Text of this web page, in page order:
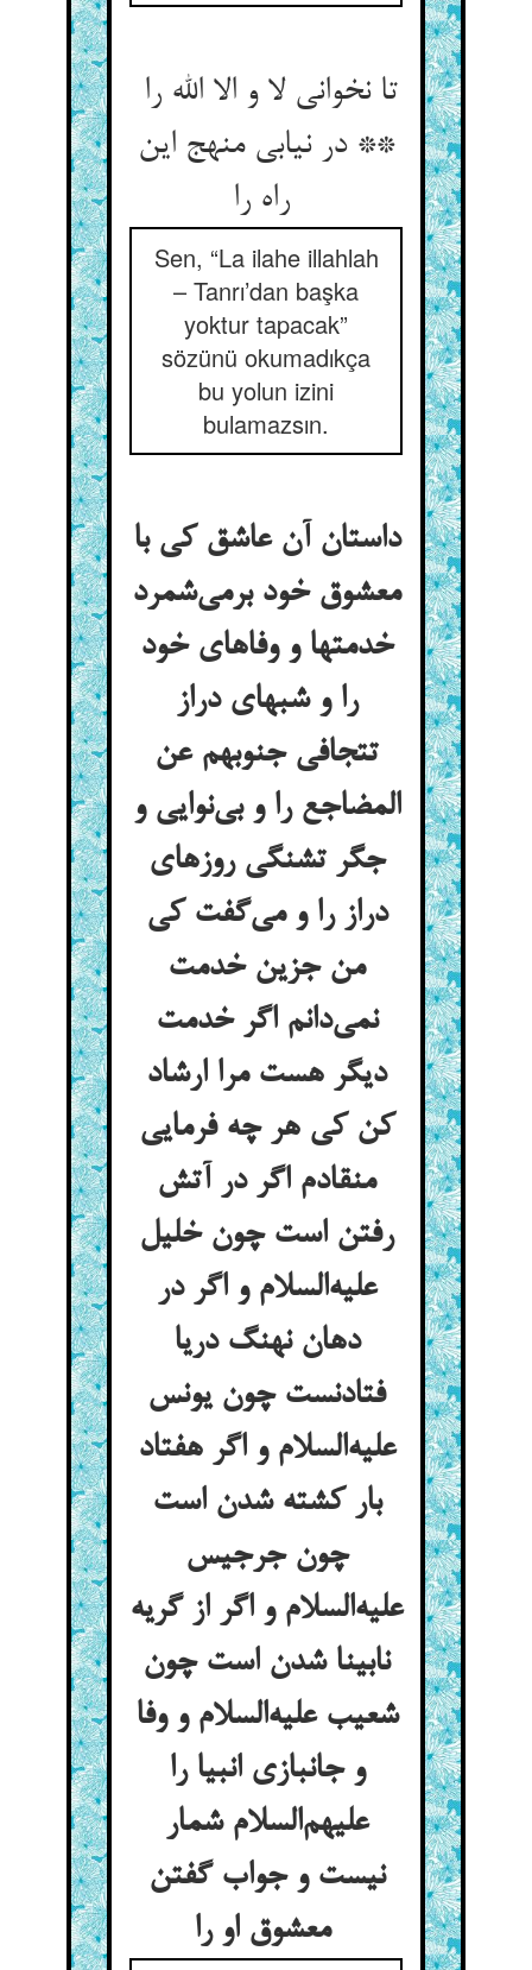
تا نخوانی لا و الا الله را
** در نیابی منهج این
Sen, “La ilahe illahlah
– Tanrı’dan başka
yoktur tapacak”
sözünü okumadıkça
bu yolun izini
bulamazsın.
داستان آن عاشق کی با
معشوق خود برمی‌شمرد
خدمتها و وفاهای خود
را و شبهای دراز
تتجافی جنوبهم عن
المضاجع را و بی‌نوایی و
جگر تشنگی روزهای
دراز را و می‌گفت کی
من جزین خدمت
نمی‌دانم اگر خدمت
دیگر هست مرا ارشاد
کن کی هر چه فرمایی
منقادم اگر در آتش
رفتن است چون خلیل
علیه‌السلام و اگر در
دهان نهنگ دریا
فتادنست چون یونس
علیه‌السلام و اگر هفتاد
بار کشته شدن است
چون جرجیس
علیه‌السلام و اگر از گریه
نابینا شدن است چون
شعیب علیه‌السلام و وفا
و جانبازی انبیا را
علیهم‌السلام شمار
نیست و جواب گفتن
معشوق او را